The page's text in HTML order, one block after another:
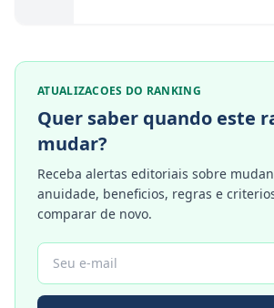
ATUALIZACOES DO RANKING
Quer saber quando este
mudar?
Receba alertas editoriais sobre
anuidade, beneficios, regras e
comparar de novo.